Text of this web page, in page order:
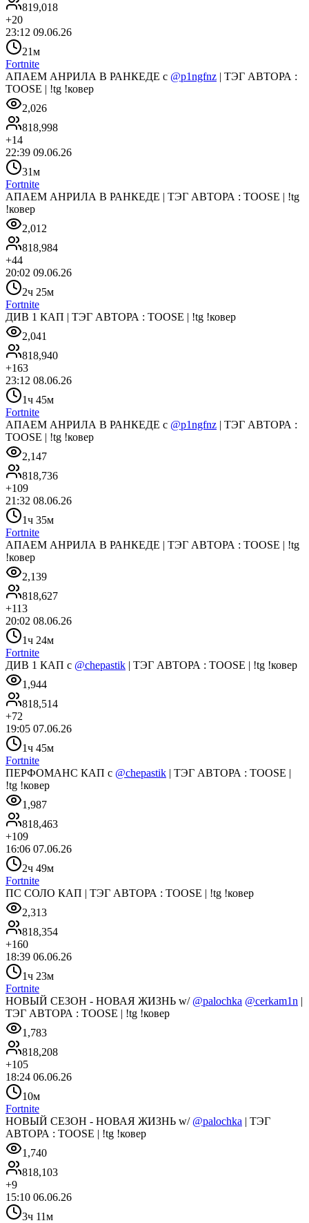
819,018
+20
23:12 09.06.26
21м
Fortnite
АПАЕМ АНРИЛА В РАНКЕДЕ с @p1ngfnz | ТЭГ АВТОРА :
TOOSE | !tg !ковер
2,026
818,998
+14
22:39 09.06.26
31м
Fortnite
АПАЕМ АНРИЛА В РАНКЕДЕ | ТЭГ АВТОРА : TOOSE | !tg
!ковер
2,012
818,984
+44
20:02 09.06.26
2ч 25м
Fortnite
ДИВ 1 КАП | ТЭГ АВТОРА : TOOSE | !tg !ковер
2,041
818,940
+163
23:12 08.06.26
1ч 45м
Fortnite
АПАЕМ АНРИЛА В РАНКЕДЕ с @p1ngfnz | ТЭГ АВТОРА :
TOOSE | !tg !ковер
2,147
818,736
+109
21:32 08.06.26
1ч 35м
Fortnite
АПАЕМ АНРИЛА В РАНКЕДЕ | ТЭГ АВТОРА : TOOSE | !tg
!ковер
2,139
818,627
+113
20:02 08.06.26
1ч 24м
Fortnite
ДИВ 1 КАП с @chepastik | ТЭГ АВТОРА : TOOSE | !tg !ковер
1,944
818,514
+72
19:05 07.06.26
1ч 45м
Fortnite
ПЕРФОМАНС КАП с @chepastik | ТЭГ АВТОРА : TOOSE |
!tg !ковер
1,987
818,463
+109
16:06 07.06.26
2ч 49м
Fortnite
ПС СОЛО КАП | ТЭГ АВТОРА : TOOSE | !tg !ковер
2,313
818,354
+160
18:39 06.06.26
1ч 23м
Fortnite
НОВЫЙ СЕЗОН - НОВАЯ ЖИЗНЬ w/ @palochka @cerkam1n |
ТЭГ АВТОРА : TOOSE | !tg !ковер
1,783
818,208
+105
18:24 06.06.26
10м
Fortnite
НОВЫЙ СЕЗОН - НОВАЯ ЖИЗНЬ w/ @palochka | ТЭГ
АВТОРА : TOOSE | !tg !ковер
1,740
818,103
+9
15:10 06.06.26
3ч 11м